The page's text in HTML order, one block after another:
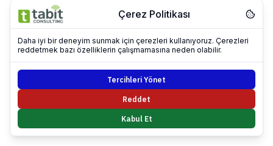
Çerez Politikası
Daha iyi bir deneyim sunmak için çerezleri kullanıyoruz. Çerezleri
reddetmek bazı özelliklerin çalışmamasına neden olabilir.
Tercihleri Yönet
Reddet
Kabul Et